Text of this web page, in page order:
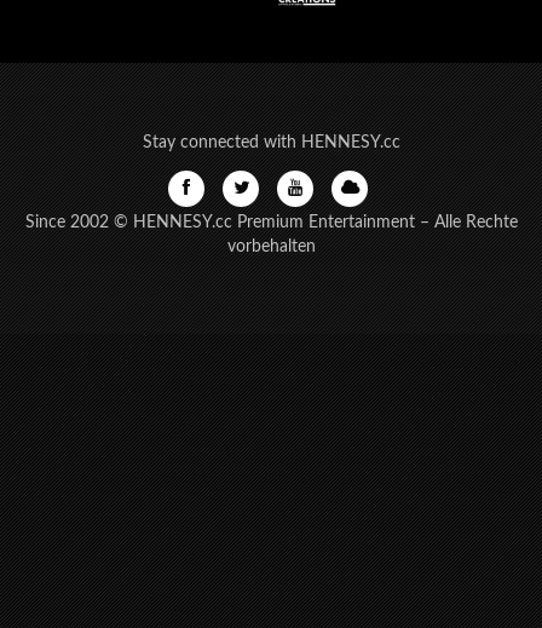
Stay connected with HENNESY.cc
Since 2002 © HENNESY.cc Premium Entertainment – Alle Rechte
vorbehalten